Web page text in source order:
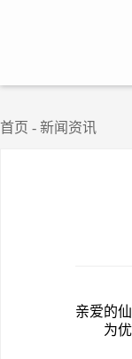
首页 - 新闻资讯
亲爱的仙
为优化